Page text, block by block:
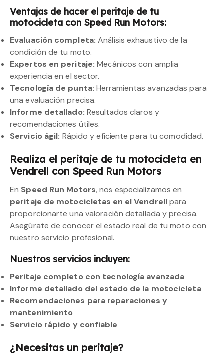
Ventajas de hacer el peritaje de tu
motocicleta con Speed Run Motors:
Evaluación completa: Análisis exhaustivo de la
condición de tu moto.
Expertos en peritaje: Mecánicos con amplia
experiencia en el sector.
Tecnología de punta: Herramientas avanzadas para
una evaluación precisa.
Informe detallado: Resultados claros y
recomendaciones útiles.
Servicio ágil: Rápido y eficiente para tu comodidad.
Realiza el peritaje de tu motocicleta en
Vendrell con Speed Run Motors
En Speed Run Motors, nos especializamos en
peritaje de motocicletas en el Vendrellpara
proporcionarte una valoración detallada y precisa.
Asegúrate de conocer el estado real de tu moto con
nuestro servicio profesional.
Nuestros servicios incluyen:
Peritaje completo con tecnología avanzada
Informe detallado del estado de la motocicleta
Recomendaciones para reparaciones y
mantenimiento
Servicio rápido y confiable
¿Necesitas un peritaje?